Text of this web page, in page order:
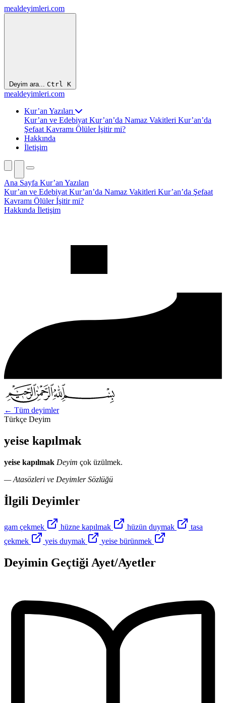
mealdeyimleri.com
Deyim ara... Ctrl K
mealdeyimleri.com
Kur’an Yazıları
Kur’an ve Edebiyat Kur’an’da Namaz Vakitleri Kur’an’da
Şefaat Kavramı Ölüler İşitir mi?
Hakkında
İletişim
Ana Sayfa Kur’an Yazıları
Kur’an ve Edebiyat Kur’an’da Namaz Vakitleri Kur’an’da Şefaat
Kavramı Ölüler İşitir mi?
Hakkında İletişim
← Tüm deyimler
Türkçe Deyim
yeise kapılmak
yeise kapılmak Deyim çok üzülmek.
— Atasözleri ve Deyimler Sözlüğü
İlgili Deyimler
gam çekmek hüzne kapılmak hüzün duymak
tasa
çekmek
yeis duymak yeise bürünmek
Deyimin Geçtiği Ayet/Ayetler